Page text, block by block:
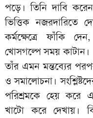
পড়ে। তিনি দাবি
ভিত্তিক নজরদারিতে
কর্মক্ষেত্রে ফাঁকি
খোসগল্পে সময় কাটান।
তাঁর এমন মন্তব্যের
ও সমালোচনা।
পরিশ্রমকে হেয় করে
খাটো করে দেখায়।